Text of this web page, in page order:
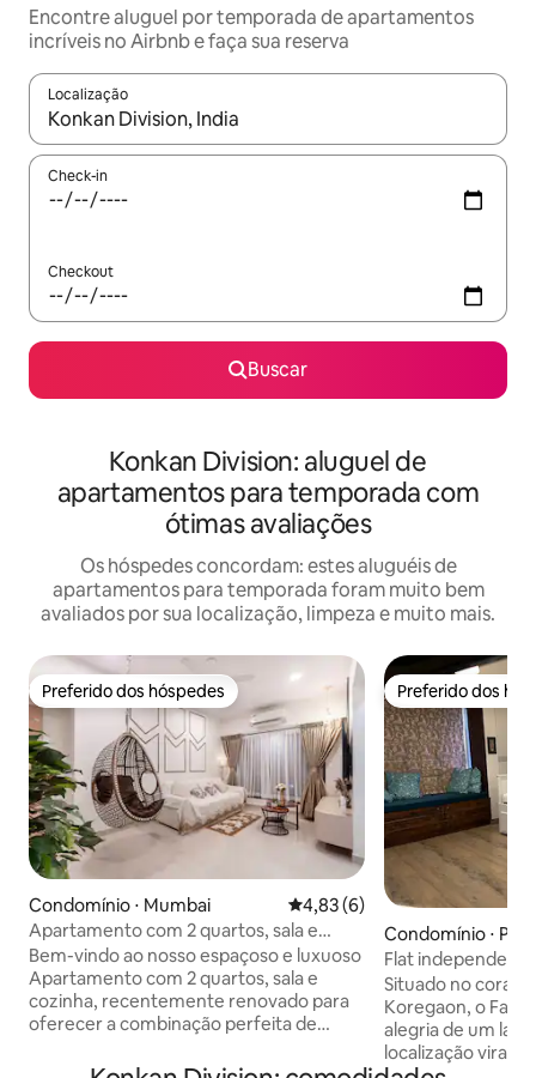
Encontre aluguel por temporada de apartamentos
incríveis no Airbnb e faça sua reserva
Localização
Quando os resultados estiverem disponíveis, explore-os
Check-in
Checkout
Buscar
Konkan Division: aluguel de
apartamentos para temporada com
ótimas avaliações
Os hóspedes concordam: estes aluguéis de
apartamentos para temporada foram muito bem
avaliados por sua localização, limpeza e muito mais.
Preferido dos hóspedes
Preferido dos hóspedes
Condomínio ⋅ Mumbai 4,83 de uma avaliação média
4,83 (6)
Apartamento com 2 quartos, sala e
cozinha, espaçoso e luxuoso (recém-
reformado, perto da Nesco)
Bem-vindo ao nosso espaçoso e luxuoso
Apartamento com 2 quartos, sala e
cozinha, recentemente renovado para
oferecer a combinação perfeita de
espaços abertos e arejados, interiores
Preferido dos
Preferido dos
Condomínio ⋅
Flat
quarto, sala e
Situado no
Koregaon, o
alegria de um lar
localização virada